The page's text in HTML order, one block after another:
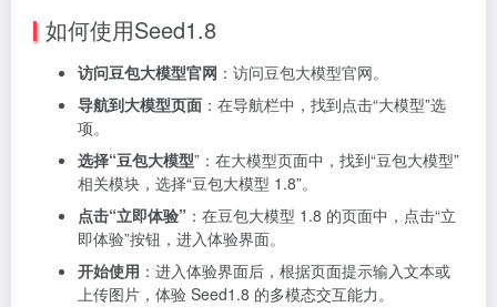
如何使用Seed1.8
访问豆包大模型官网 ：访问豆包大模型官网。
导航到大模型页面 ：在导航栏中，找到点击“大模型”选
项。
选择“豆包大模型”：在大模型页面中，找到“豆包大模型”
相关模块，选择“豆包大模型 1.8”。
点击“立即体验” ：在豆包大模型 1.8 的页面中，点击“立
即体验”按钮，进入体验界面。
开始使用 ：进入体验界面后，根据页面提示输入文本或
上传图片，体验 Seed1.8 的多模态交互能力。